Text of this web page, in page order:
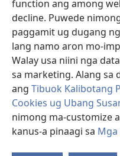
function ang among
decline. Puwede
paggamit ug dugang
lang namo aron mo-
Walay usa niini nga
sa marketing. Alang sa
ang Tibuok Kalibotang
Cookies ug Ubang
nimong ma-customize
kanus-a pinaagi sa Mga
window)
ug
bag-
window)
(mo-
open
ug
bag-
ong
window)
JW Library
Watchtower Library
Copyright© 2026 Watch Tower
KONDISYONES SA PAGGAMIT
SA